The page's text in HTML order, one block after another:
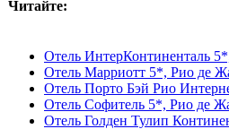
Читайте:
Отель ИнтерКонтиненталь
Отель Марриотт 5*, Рио де
Отель Порто Бэй Рио
Отель Софитель 5*, Рио де
Отель Голден Тулип